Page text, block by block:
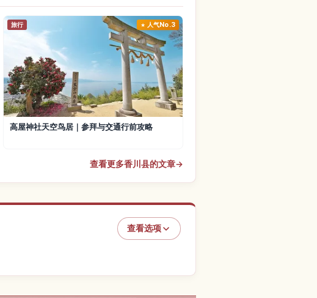
旅行 人气No.3
高屋神社天空鸟居｜参拜与交通行前攻略
查看更多香川县的文章→
查看选项